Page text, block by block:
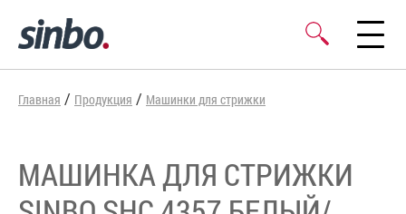
Главная / Продукция / Машинки для стрижки
МАШИНКА ДЛЯ СТРИЖКИ